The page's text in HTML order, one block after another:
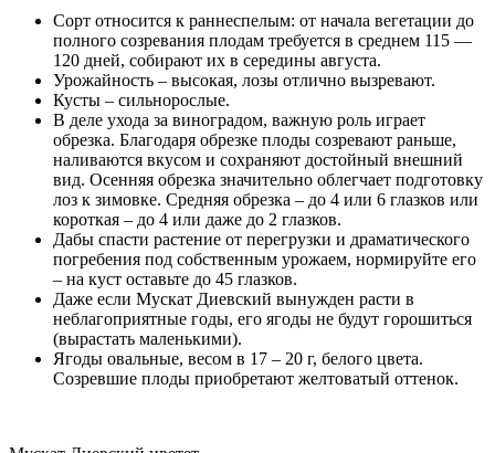
Сорт относится к раннеспелым: от начала вегетации до
полного созревания плодам требуется в среднем 115 —
120 дней, собирают их в середины августа.
Урожайность – высокая, лозы отлично вызревают.
Кусты – сильнорослые.
В деле ухода за виноградом, важную роль играет
обрезка. Благодаря обрезке плоды созревают раньше,
наливаются вкусом и сохраняют достойный внешний
вид. Осенняя обрезка значительно облегчает подготовку
лоз к зимовке. Средняя обрезка – до 4 или 6 глазков или
короткая – до 4 или даже до 2 глазков.
Дабы спасти растение от перегрузки и драматического
погребения под собственным урожаем, нормируйте его
– на куст оставьте до 45 глазков.
Даже если Мускат Диевский вынужден расти в
неблагоприятные годы, его ягоды не будут горошиться
(вырастать маленькими).
Ягоды овальные, весом в 17 – 20 г, белого цвета.
Созревшие плоды приобретают желтоватый оттенок.